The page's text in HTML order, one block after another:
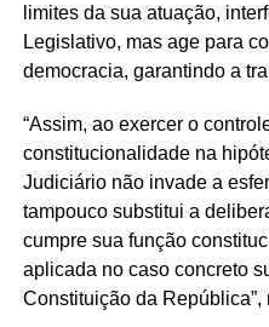
limites da sua atuação,
Legislativo, mas age para
democracia, garantindo a
“Assim, ao exercer o
constitucionalidade na
Judiciário não invade a
tampouco substitui a
cumpre sua função
aplicada no caso concreto
Constituição da República”,